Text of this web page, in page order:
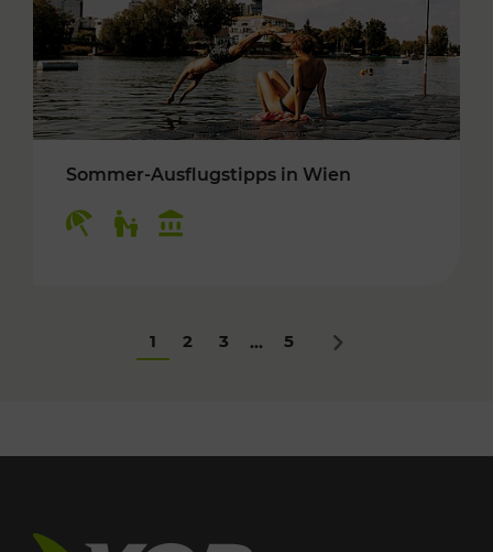
Sommer-Ausflugstipps in Wien
1 2 3 ... 5 Nächstes